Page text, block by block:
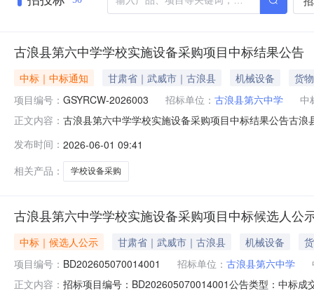
古浪县第六中学学校实施设备采购项目中标结果公告
中标｜中标通知 甘肃省｜武威市｜古浪县 机械设备
货物
项目编号： GSYRCW-2026003 招标单位： 古浪县第六中学
中
正文内容： 古浪县第六中学学校实施设备采购项目中标结果公告古
跃瑞工程项目管理有限公司招标代理机构联系电话张玉
威千越通
发布时间： 2026-06-01 09:41
相关产品：
学校设备采购
古浪县第六中学学校实施设备采购项目中标候选人公
中标｜候选人公示 甘肃省｜武威市｜古浪县 机械设备
项目编号： BD202605070014001 招标单位： 古浪县第六中学
正文内容： 招标项目编号：BD202605070014001公告类型：中标